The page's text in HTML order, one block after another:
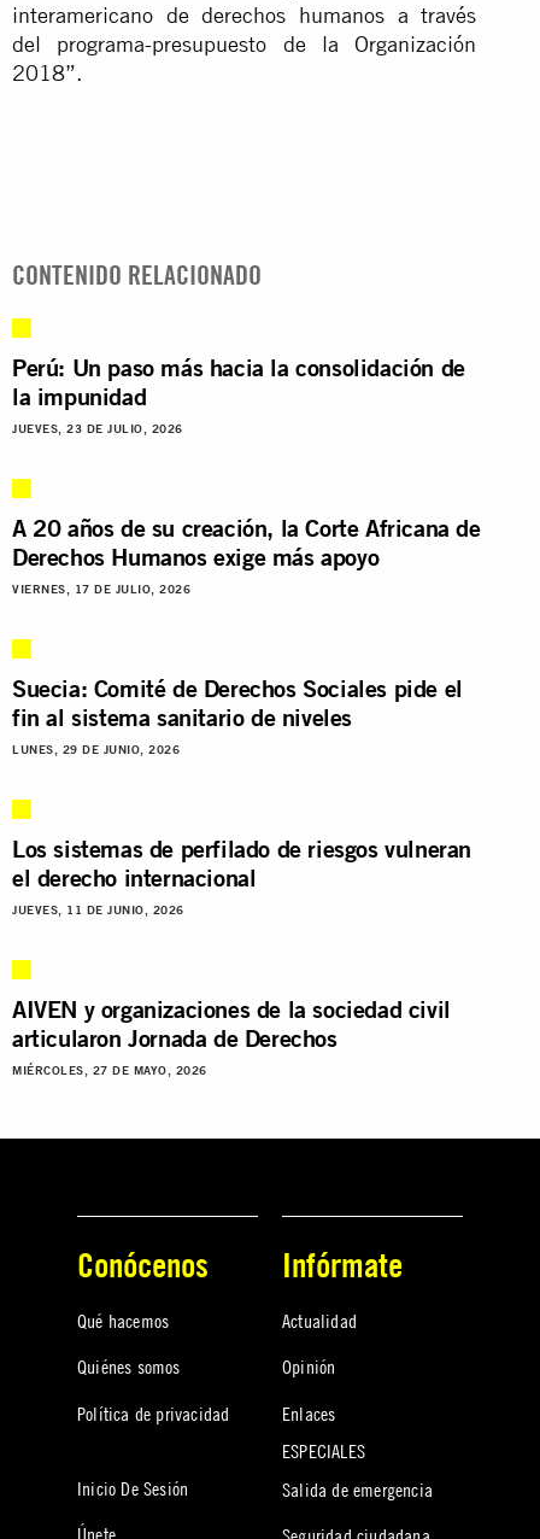
interamericano de derechos humanos a través
del programa-presupuesto de la Organización
2018”.
CONTENIDO RELACIONADO
Perú: Un paso más hacia la consolidación de
la impunidad
JUEVES, 23 DE JULIO, 2026
A 20 años de su creación, la Corte Africana de
Derechos Humanos exige más apoyo
VIERNES, 17 DE JULIO, 2026
Suecia: Comité de Derechos Sociales pide el
fin al sistema sanitario de niveles
LUNES, 29 DE JUNIO, 2026
Los sistemas de perfilado de riesgos vulneran
el derecho internacional
JUEVES, 11 DE JUNIO, 2026
AIVEN y organizaciones de la sociedad civil
articularon Jornada de Derechos
MIÉRCOLES, 27 DE MAYO, 2026
Conócenos
Qué hacemos
Quiénes somos
Política de privacidad
Inicio De Sesión
Infórmate
Actualidad
Opinión
Enlaces
ESPECIALES
Salida de emergencia